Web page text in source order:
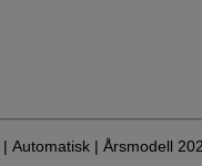
| Automatisk | Årsmodell